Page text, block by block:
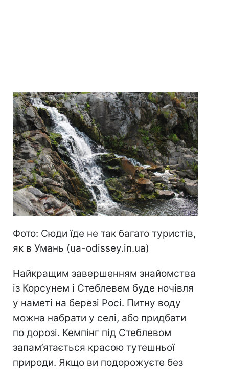
Фото: Сюди їде не так багато туристів,
як в Умань (ua-odissey.in.ua)
Найкращим завершенням знайомства
із Корсунем і Стеблевем буде ночівля
у наметі на березі Росі. Питну воду
можна набрати у селі, або придбати
по дорозі. Кемпінг під Стеблевом
запам’ятається красою тутешньої
природи. Якщо ви подорожуєте без